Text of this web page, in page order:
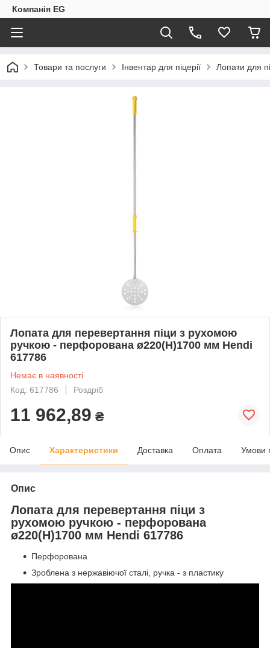
Компанія EG
Товари та послуги Інвентар для піцерії Лопати для
Лопата для перевертання піци з рухомою
ручкою - перфорована ø220(H)1700 мм Hendi
617786
Немає в наявності
Код: 617786
Роздріб
11 962,89 ₴
Опис Характеристики Доставка Оплата Умови
Опис
Лопата для перевертання піци з
рухомою ручкою - перфорована
ø220(H)1700 мм Hendi 617786
Перфорована
Зроблена з нержавіючої сталі, ручка - з пластику